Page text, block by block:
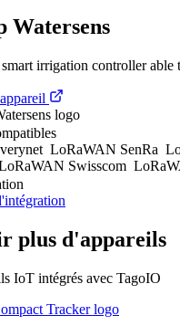
Watersens
smart irrigation controller
LoRaWAN SenRa
Swisscom
plus d'appareils
IoT intégrés avec TagoIO